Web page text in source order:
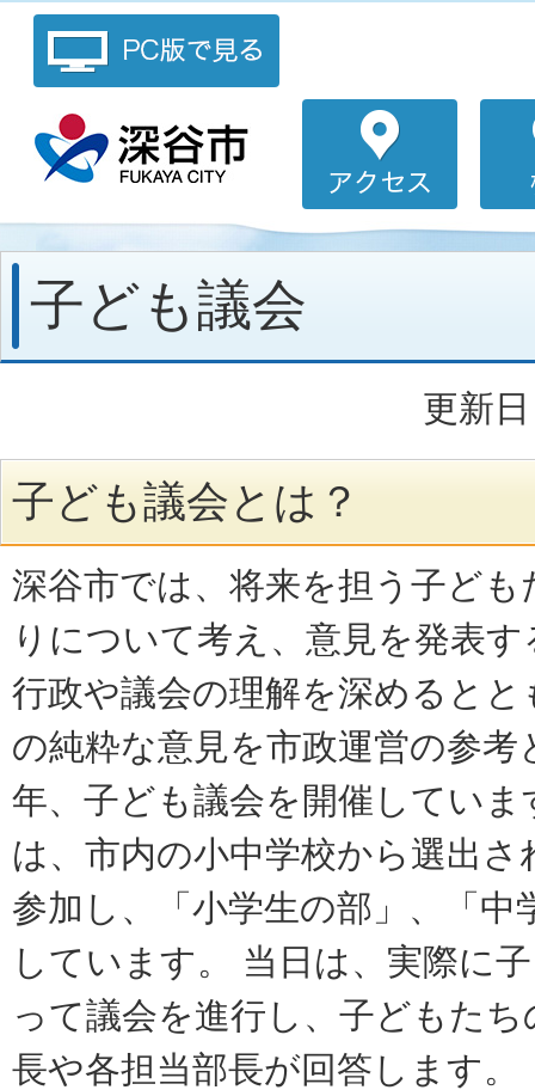
子ども議会
更新
子ども議会とは？
深谷市では、将来を担う子ど
りについて考え、意見を発表
行政や議会の理解を深めると
の純粋な意見を市政運営の参考
年、子ども議会を開催していま
は、市内の小中学校から選出
参加し、「小学生の部」、「中
しています。 当日は、実際に
って議会を進行し、子どもた
長や各担当部長が回答します。